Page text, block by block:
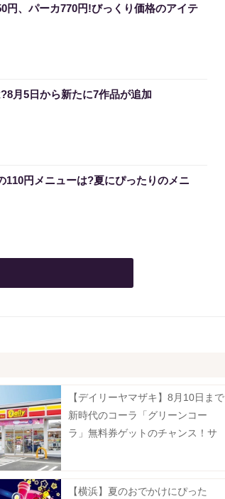
円、パーカ770円!びっくり価格のアイテ
月5日から新たに7作品が追加
110円メニューは?夏にぴったりのメニ
【デイリーヤマザキ】8月10日まで
新時代のコーラ「グリーンコー
ラ」無料券ゲットのチャンス！サ
【横浜】夏のおでかけにぴった